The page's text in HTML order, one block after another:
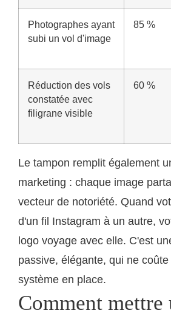
Photographes ayant
subi un vol d'image
85 %
Réduction des vols
constatée avec
filigrane visible
60 %
Le tampon remplit également
marketing : chaque image
vecteur de notoriété. Quand
d'un fil Instagram à un autre,
logo voyage avec elle. C'est
passive, élégante, qui ne
système en place.
Comment mettre